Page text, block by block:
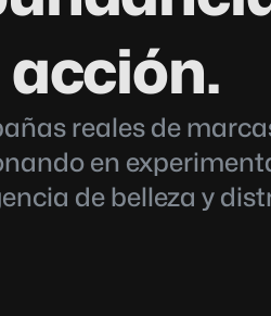
acción.
reales de
en
de belleza y